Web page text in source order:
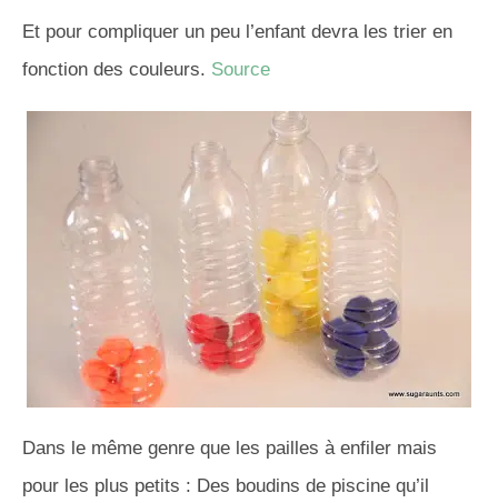
Et pour compliquer un peu l’enfant devra les trier en
fonction des couleurs. Source
Dans le même genre que les pailles à enfiler mais
pour les plus petits : Des boudins de piscine qu’il